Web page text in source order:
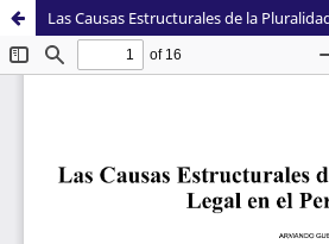
Las Causas Estructurales de la